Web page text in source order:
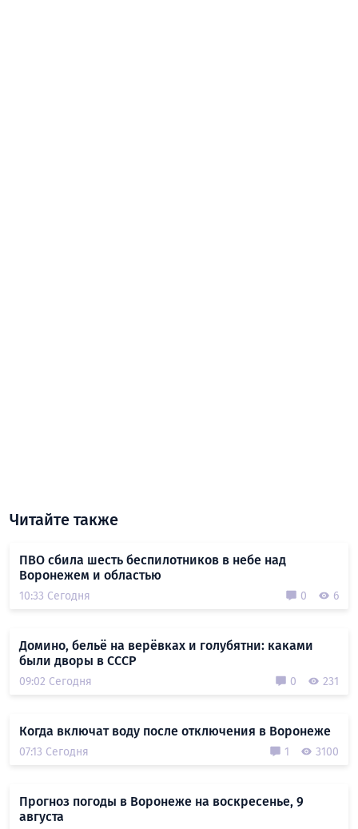
Читайте также
ПВО сбила шесть беспилотников в небе над
Воронежем и областью
10:33 Сегодня 0 6
Домино, бельё на верёвках и голубятни: каками
были дворы в СССР
09:02 Сегодня 0 231
Когда включат воду после отключения в Воронеже
07:13 Сегодня 1 3100
Прогноз погоды в Воронеже на воскресенье, 9
августа